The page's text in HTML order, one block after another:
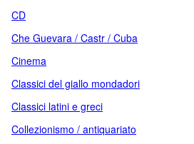
CD
Che Guevara / Castr / Cuba
Cinema
Classici del giallo mondadori
Classici latini e greci
Collezionismo / antiquariato